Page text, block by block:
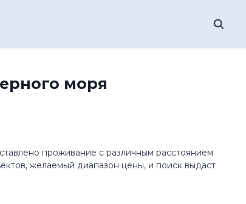
моря
проживание с различным расстоянием
желаемый диапазон цены, и поиск выдаст